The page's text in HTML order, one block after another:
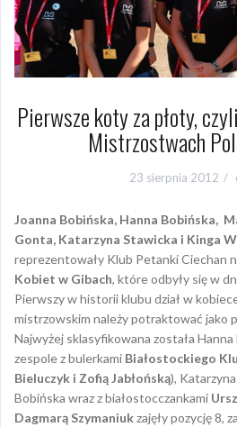
Pierwsze koty za płoty,
Mistrzostwach
23 sierpnia 2012
Joanna Bobińska, Hanna Bobińska,
Gonta, Katarzyna Stawicka i Kinga
reprezentowały Klub Petanki Ciechan
Kobiet w Gibach, które odbyły się w
Pierwszy w historii klubu dział w
mistrzowskim należy potraktować jako
Najwyżej sklasyfikowana została
zespole z bulerkami Białostockiego
Bieluczyk i Zofią Jabłońską),
Bobińska wraz z białostocczankami
Dagmarą Szymaniukzajęły pozycję 8,